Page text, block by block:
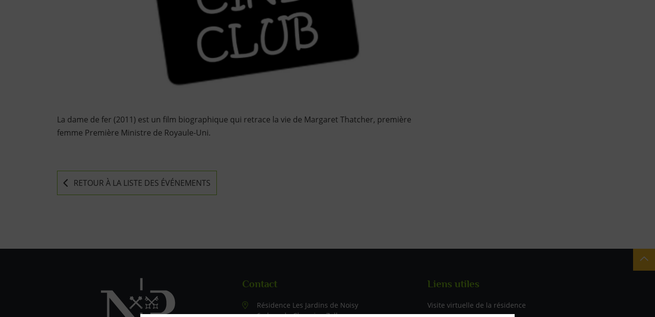
La dame de fer (2011) est un film biographique qui retrace la vie de Margaret Thatcher, première
femme Première Ministre de Royaule-Uni.
RETOUR À LA LISTE DES ÉVÉNEMENTS
Contact
Résidence Les Jardins de Noisy
6 place du Chanoine Zeller
Liens utiles
Liste des liens utiles
Visite virtuelle de la résidence